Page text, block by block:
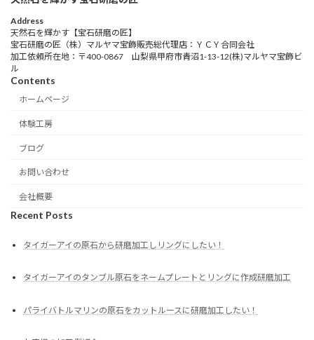
Address
天然石を輝かす【宝石研磨の匠】
宝石研磨の匠（株）マルヤマ宝飾販売総代理店：ＹＣＹ合同会社
加工依頼所在地：〒400-0867 山梨県甲府市青沼1-13-12(株)マルヤマ宝飾ビ
ル
Contents
ホームページ
体験工房
ブログ
お問い合わせ
会社概要
Recent Posts
タイガーアイの原石から研磨加工しリングにしたい！
タイガーアイのタンブル原石をネームプレートとリングに作成研磨加工
パライバトルマリンの原石をカットルースに研磨加工したい！